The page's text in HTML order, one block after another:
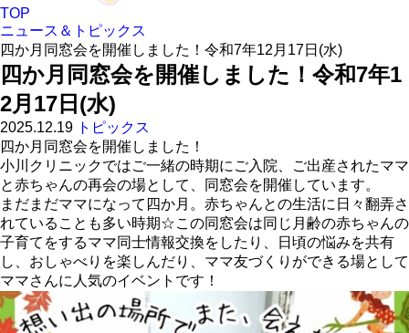
TOP
ニュース＆トピックス
四か月同窓会を開催しました！令和7年12月17日(水)
四か月同窓会を開催しました！令和7年1
2月17日(水)
2025.12.19 トピックス
四か月 同窓会を開催しました！
小川クリニックではご一緒の時期にご入院、ご出産されたママ
と赤ちゃんの再会の場として、同窓会を開催しています。
まだまだママになって 四か月 。赤ちゃんとの生活に日々翻弄さ
れていることも多い時期☆この同窓会は同じ月齢の赤ちゃんの
子育てをするママ同士情報交換をしたり、日頃の悩みを共有
し、おしゃべりを楽しんだり、ママ友づくりができる場として
ママさんに人気のイベントです！